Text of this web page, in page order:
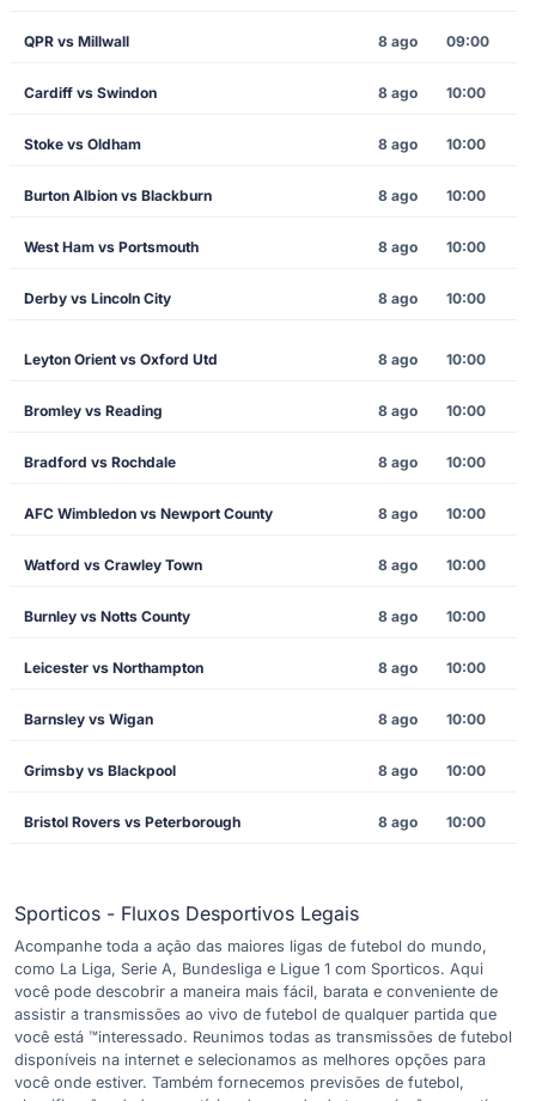
QPR vs Millwall 8 ago 09:00
Cardiff vs Swindon 8 ago 10:00
Stoke vs Oldham 8 ago 10:00
Burton Albion vs Blackburn 8 ago 10:00
West Ham vs Portsmouth 8 ago 10:00
Derby vs Lincoln City 8 ago 10:00
Leyton Orient vs Oxford Utd 8 ago 10:00
Bromley vs Reading 8 ago 10:00
Bradford vs Rochdale 8 ago 10:00
AFC Wimbledon vs Newport County 8 ago 10:00
Watford vs Crawley Town 8 ago 10:00
Burnley vs Notts County 8 ago 10:00
Leicester vs Northampton 8 ago 10:00
Barnsley vs Wigan 8 ago 10:00
Grimsby vs Blackpool 8 ago 10:00
Bristol Rovers vs Peterborough 8 ago 10:00
Sporticos - Fluxos Desportivos Legais
Acompanhe toda a ação das maiores ligas de futebol do mundo,
como La Liga, Serie A, Bundesliga e Ligue 1 com Sporticos. Aqui
você pode descobrir a maneira mais fácil, barata e conveniente de
assistir a transmissões ao vivo de futebol de qualquer partida que
você está ™interessado. Reunimos todas as transmissões de futebol
disponíveis na internet e selecionamos as melhores opções para
você onde estiver. Também fornecemos previsões de futebol,